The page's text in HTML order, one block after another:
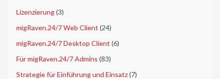
Lizenzierung(3)
migRaven.24/7 Web Client (24)
migRaven.24/7 Desktop Client (6)
Für migRaven.24/7 Admins (83)
Strategie für Einführung und Einsatz(7)